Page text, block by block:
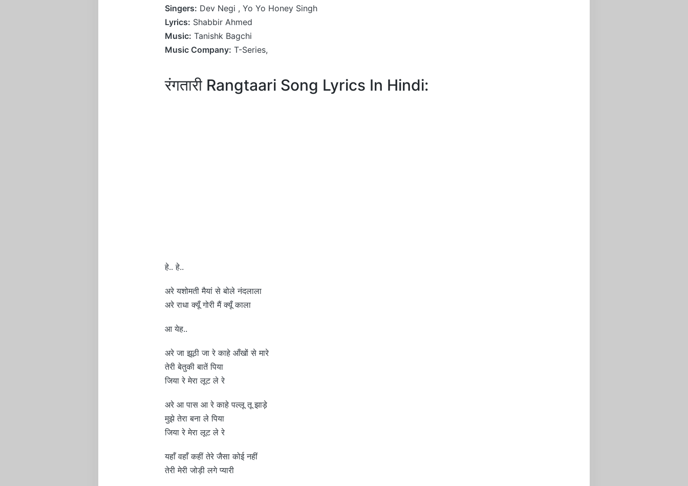
Singers: Dev Negi , Yo Yo Honey Singh
Lyrics: Shabbir Ahmed
Music: Tanishk Bagchi
Music Company: T-Series,
रंगतारी Rangtaari Song Lyrics In Hindi:
हे.. हे..
अरे यशोमती मैयां से बोले नंदलाला
अरे राधा क्यूँ गोरी मैं क्यूँ काला
आ येह..
अरे जा झूठी जा रे काहे आँखों से मारे
तेरी बेतुकी बातें पिया
जिया रे मेरा लूट ले रे
अरे आ पास आ रे काहे पल्लू तू झाड़े
मुझे तेरा बना ले पिया
जिया रे मेरा लूट ले रे
यहाँ वहाँ कहीं तेरे जैसा कोई नहीं
तेरी मेरी जोड़ी लगे प्यारी